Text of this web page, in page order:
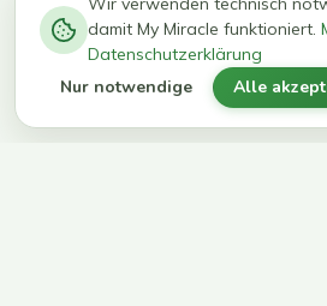
kg in 12
Wochen
erreichen
ihr Ziel
damit My Miracle funktioniert.
Datenschutzerklärung
Nur notwendige Alle